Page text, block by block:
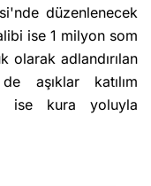
düzenlenecek
ise 1 milyon som
olarak adlandırılan
aşıklar katılım
ise kura yoluyla